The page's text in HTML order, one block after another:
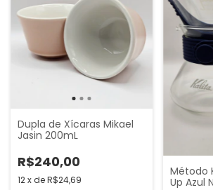
Dupla de Xícaras Mikael
Jasin 200mL
R$240,00
12xdeR$24,69
Método
Up Azul